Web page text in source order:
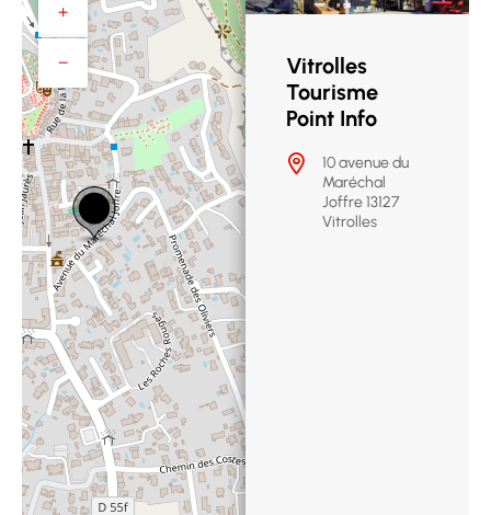
+
−
Vitrolles
Tourisme
Point Info
10 avenue du
Maréchal
Joffre 13127
Vitrolles